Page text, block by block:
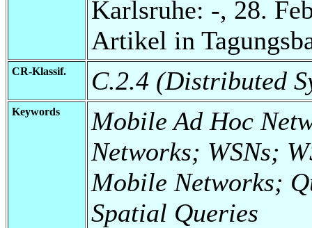
Karlsruhe: -, 28.
Artikel in
CR-Klassif. C.2.4 (Distributed
Keywords
Mobile Ad Hoc
Networks; WSNs;
Mobile Networks;
Spatial Queries